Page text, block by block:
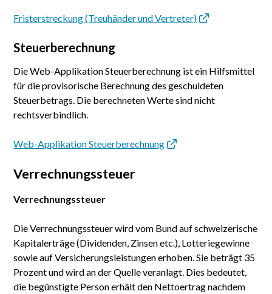
Fristerstreckung (Treuhänder und Vertreter)
Steuerberechnung
Die Web-Applikation Steuerberechnung ist ein Hilfsmittel
für die provisorische Berechnung des geschuldeten
Steuerbetrags. Die berechneten Werte sind nicht
rechtsverbindlich.
Web-Applikation Steuerberechnung
Verrechnungssteuer
Verrechnungssteuer
Die Verrechnungssteuer wird vom Bund auf schweizerische
Kapitalerträge (Dividenden, Zinsen etc.), Lotteriegewinne
sowie auf Versicherungsleistungen erhoben. Sie beträgt 35
Prozent und wird an der Quelle veranlagt. Dies bedeutet,
die begünstigte Person erhält den Nettoertrag nachdem